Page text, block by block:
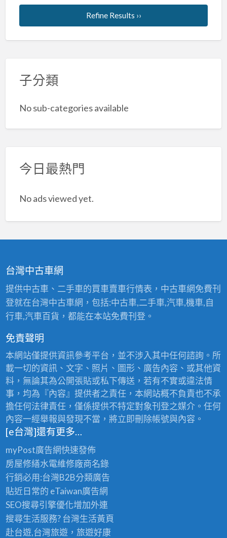
Refine Results ››
子分類
No sub-categories available
今日最熱門
No ads viewed yet.
台灣中古車網
提供中古車、二手車的買車賣車行情表，中古車網免費刊
登就在台灣中古車網，包括:中古車,二手車,汽車,機車,自
行車,汽車百貨，都能在本站免費刊登。
免責聲明
本網站僅提供資訊參考平台，並不涉入其中任何諮詢。所
載一切的資訊、文字、照片、圖形、廣告內容、或其他資
料，無論其為公開張貼或私下傳送，若有不實或違法情
事，均為『內容』提供者之責任，本網站概不負責也不承
擔任何法律責任，僅係提供不特定對象刊登之媒介。任何
內容一經舉報與發現不當，將立即刪除帳號與內容。
[e台灣]還有更多…
myPost廣告網快速發佈
房屋修繕水電維修廠商名錄
行銷必用:台灣B2B分類廣告
貼近日常的 eTaiwan廣告網
SEO搜尋引擎優化增加外連
搜尋生活服務? 台灣生活黃頁
赴台遊,台灣旅遊，旅遊好康